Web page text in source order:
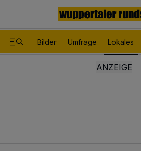
Bilder Umfrage Lokales